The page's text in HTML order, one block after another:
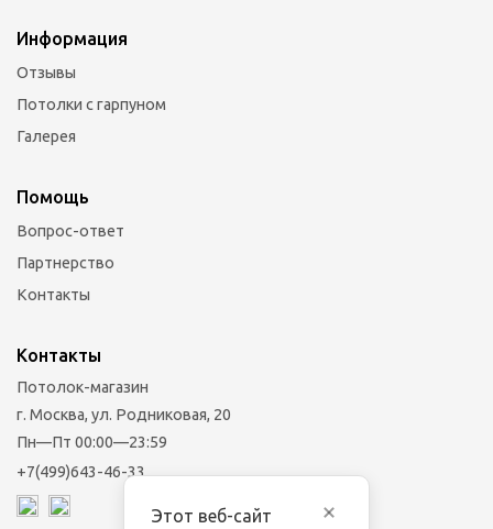
Информация
Отзывы
Потолки с гарпуном
Галерея
Помощь
Вопрос-ответ
Партнерство
Контакты
Контакты
Потолок-магазин
г. Москва, ул. Родниковая, 20
Пн—Пт 00:00—23:59
+7(499)643-46-33
Этот веб-сайт